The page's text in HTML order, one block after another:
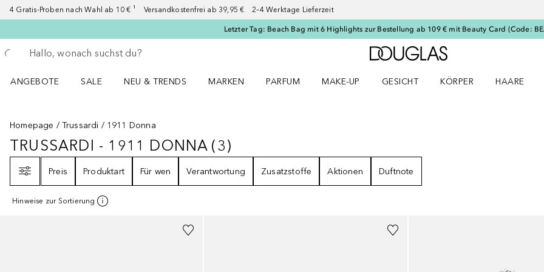
4 Gratis-Proben nach Wahl ab 10 € ¹ Versandkostenfrei ab 39,95 € 2–4 Werktage Lieferzeit
Letzter Tag: Beach Bag mit 6 Highlights zur Bestellung ab 109 € mit Beauty Card (Code:
Gehe zurück
Suche ausführen
Zur Douglas Startseite
ANGEBOTE
SALE
NEU & TRENDS
MARKEN
PARFUM
MAKE-UP
GESICHT
KÖRPER
HAARE
Homepage Trussardi 1911 Donna
TRUSSARDI - 1911 DONNA3ERGEBNISSE
TRUSSARDI - 1911 DONNA (3)
Preis
Produktart Für wen Verantwortung Zusatzstoffe Aktionen Duftnote
Hinweise zur Sortierung